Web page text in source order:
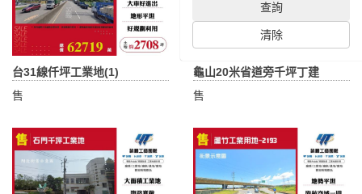
查詢
清除
台31線仟坪工業地(1)
售
龜山20米省道旁千坪丁建
售